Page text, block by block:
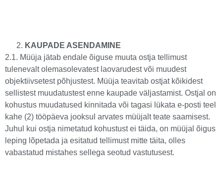
KAUPADE ASENDAMINE
2.1. Müüja jätab endale õiguse muuta ostja tellimust
tulenevalt olemasolevatest laovarudest või muudest
objektiivsetest põhjustest. Müüja teavitab ostjat kõikidest
sellistest muudatustest enne kaupade väljastamist. Ostjal on
kohustus muudatused kinnitada või tagasi lükata e-posti teel
kahe (2) tööpäeva jooksul arvates müüjalt teate saamisest.
Juhul kui ostja nimetatud kohustust ei täida, on müüjal õigus
leping lõpetada ja esitatud tellimust mitte täita, olles
vabastatud mistahes sellega seotud vastutusest.